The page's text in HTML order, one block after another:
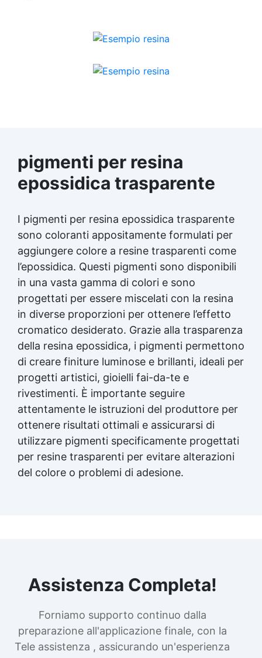
pigmenti per resina
epossidica trasparente
I pigmenti per resina epossidica trasparente
sono coloranti appositamente formulati per
aggiungere colore a resine trasparenti come
l’epossidica. Questi pigmenti sono disponibili
in una vasta gamma di colori e sono
progettati per essere miscelati con la resina
in diverse proporzioni per ottenere l’effetto
cromatico desiderato. Grazie alla trasparenza
della resina epossidica, i pigmenti permettono
di creare finiture luminose e brillanti, ideali per
progetti artistici, gioielli fai-da-te e
rivestimenti. È importante seguire
attentamente le istruzioni del produttore per
ottenere risultati ottimali e assicurarsi di
utilizzare pigmenti specificamente progettati
per resine trasparenti per evitare alterazioni
del colore o problemi di adesione.
Assistenza Completa!
Forniamo supporto continuo dalla
preparazione all'applicazione finale, con la
Tele assistenza , assicurando un'esperienza